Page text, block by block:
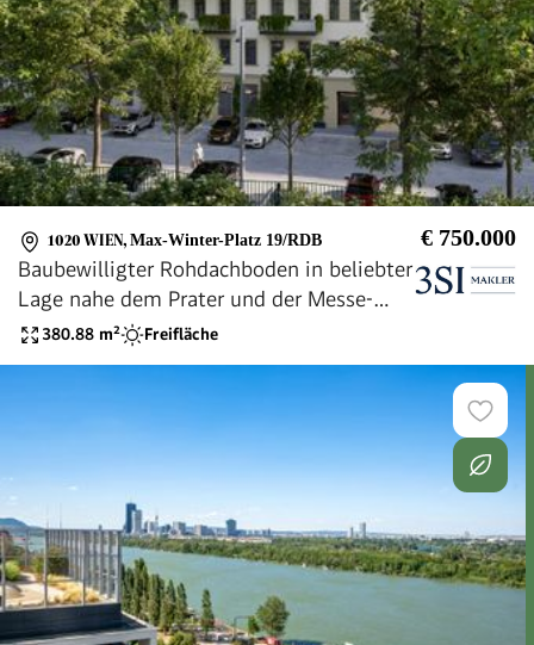
1020 WIEN, Max-Winter-Platz 19/RDB € 750.000
Baubewilligter Rohdachboden in beliebter
Lage nahe dem Prater und der Messe-
Wien380.88 m² Freifläche